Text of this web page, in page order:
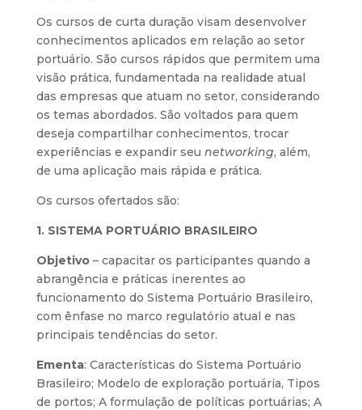
Os cursos de curta duração visam desenvolver
conhecimentos aplicados em relação ao setor
portuário. São cursos rápidos que permitem uma
visão prática, fundamentada na realidade atual
das empresas que atuam no setor, considerando
os temas abordados. São voltados para quem
deseja compartilhar conhecimentos, trocar
experiências e expandir seu networking, além,
de uma aplicação mais rápida e prática.
Os cursos ofertados são:
1. SISTEMA PORTUÁRIO BRASILEIRO
Objetivo– capacitar os participantes quando a
abrangência e práticas inerentes ao
funcionamento do Sistema Portuário Brasileiro,
com ênfase no marco regulatório atual e nas
principais tendências do setor.
Ementa: Características do Sistema Portuário
Brasileiro; Modelo de exploração portuária, Tipos
de portos; A formulação de políticas portuárias; A